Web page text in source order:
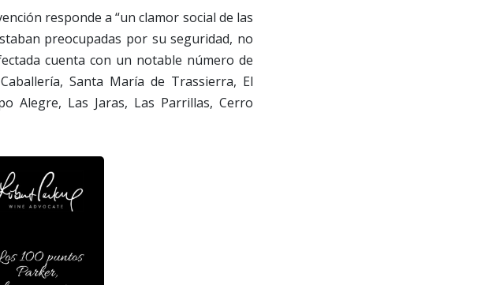
responde a “un clamor social de las
preocupadas por su seguridad, no
cuenta con un notable número de
Santa María de Trassierra, El
Alegre, Las Jaras, Las Parrillas, Cerro